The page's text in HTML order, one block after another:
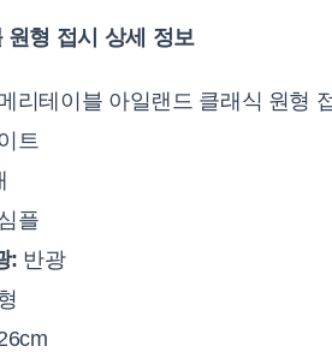
원형 접시 상세 정보
리테이블 아일랜드 클래식 원형
트
플
: 반광